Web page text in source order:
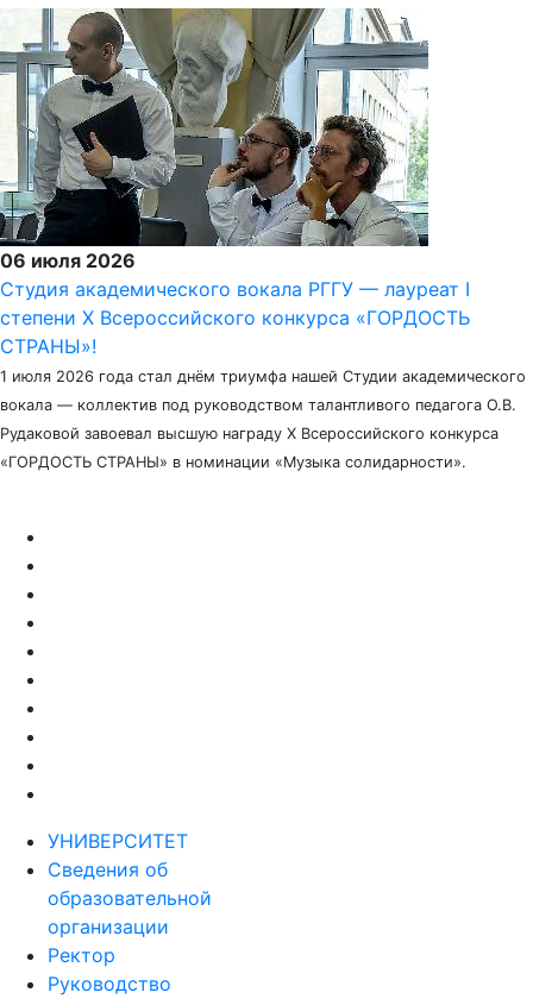
06 июля 2026
Студия академического вокала РГГУ — лауреат I
степени X Всероссийского конкурса «ГОРДОСТЬ
СТРАНЫ»!
1 июля 2026 года стал днём триумфа нашей Студии академического
вокала — коллектив под руководством талантливого педагога О.В.
Рудаковой завоевал высшую награду X Всероссийского конкурса
«ГОРДОСТЬ СТРАНЫ» в номинации «Музыка солидарности».
УНИВЕРСИТЕТ
Сведения об
образовательной
организации
Ректор
Руководство